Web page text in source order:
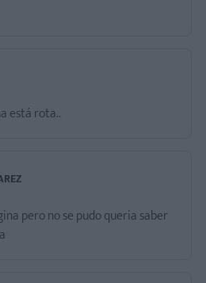
está rota..
pero no se pudo queria saber